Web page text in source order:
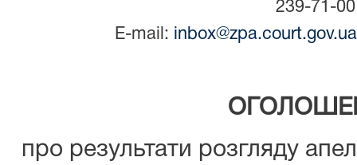
239-71-00
E-mail: inbox@zpa.court.gov.ua
про результати розгляду